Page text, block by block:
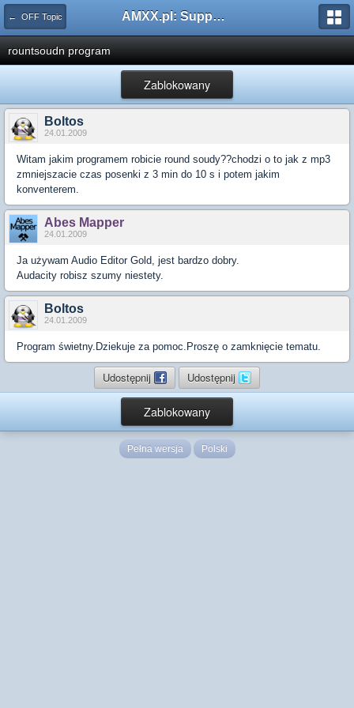
← OFF Topic AMXX.pl: Support AMX Mod X i SourceMod
rountsoudn program
Zablokowany
Boltos
24.01.2009
Witam jakim programem robicie round soudy??chodzi o to jak z mp3
zmniejszacie czas posenki z 3 min do 10 s i potem jakim
konventerem.
Abes Mapper
24.01.2009
Ja używam Audio Editor Gold, jest bardzo dobry.
Audacity robisz szumy niestety.
Boltos
24.01.2009
Program świetny.Dziekuje za pomoc.Proszę o zamknięcie tematu.
Udostępnij Udostępnij
Zablokowany
Pełna wersja Polski